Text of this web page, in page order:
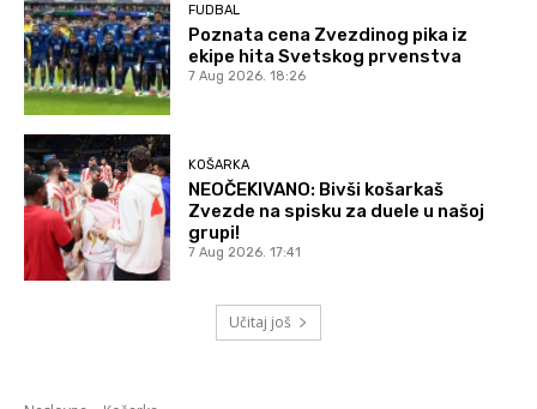
FUDBAL
Poznata cena Zvezdinog pika iz
ekipe hita Svetskog prvenstva
7 Aug 2026. 18:26
KOŠARKA
NEOČEKIVANO: Bivši košarkaš
Zvezde na spisku za duele u našoj
grupi!
7 Aug 2026. 17:41
Učitaj još